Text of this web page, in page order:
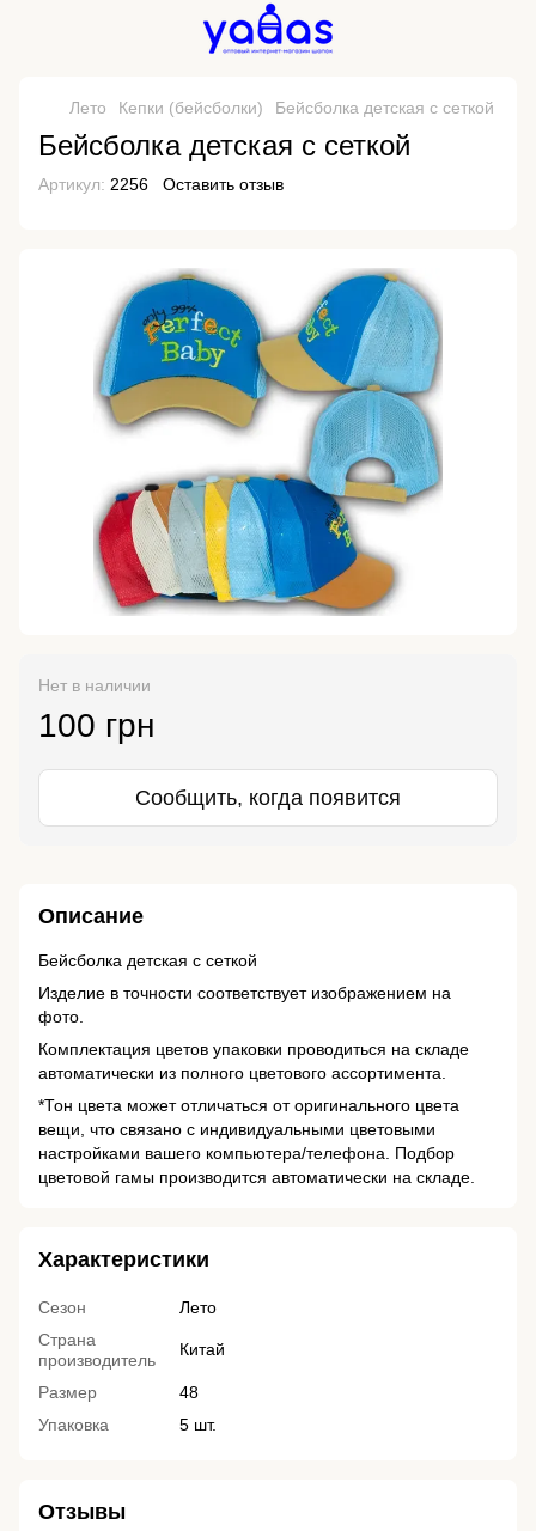
Лето Кепки (бейсболки) Бейсболка детская с сеткой
Бейсболка детская с сеткой
Артикул: 2256 Оставить отзыв
Нет в наличии
100 грн
Сообщить, когда появится
Описание
Бейсболка детская с сеткой
Изделие в точности соответствует изображением на
фото.
Комплектация цветов упаковки проводиться на складе
автоматически из полного цветового ассортимента.
*Тон цвета может отличаться от оригинального цвета
вещи, что связано с индивидуальными цветовыми
настройками вашего компьютера/телефона. Подбор
цветовой гамы производится автоматически на складе.
Характеристики
Сезон
Лето
Страна
производитель
Китай
Размер
48
Упаковка
5 шт.
Отзывы